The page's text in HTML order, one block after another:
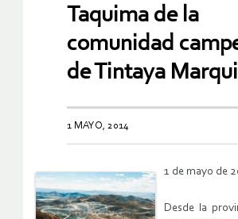
Taquima de la
comunidad
de Tintaya
1 MAYO, 2014
1 de mayo de
Desde la